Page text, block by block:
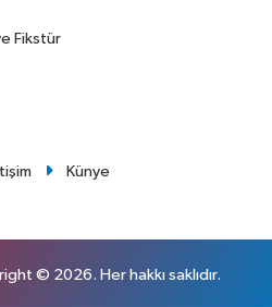
Fikstür
Künye
© 2026. Her hakkı saklıdır.